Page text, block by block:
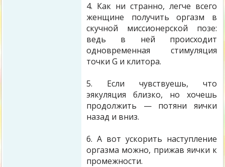
4. Как ни странно, легче всего
женщине получить оргазм в
скучной миссионерской позе:
ведь в ней происходит
одновременная стимуляция
точки G и клитора.
5. Если чувствуешь, что
эякуляция близко, но хочешь
продолжить — потяни яички
назад и вниз.
6. А вот ускорить наступление
оргазма можно, прижав яички к
промежности.